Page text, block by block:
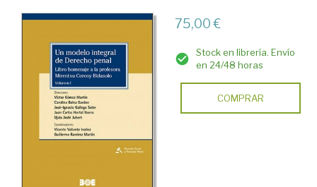
75,00 €
Stock en librería. Envío
en 24/48 horas
COMPRAR